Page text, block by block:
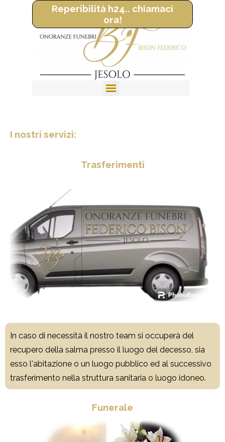
Reperibilità h24.. chiamaci
ora!
I nostri servizi:
Trasferimenti
In caso di necessità il nostro team si occuperà del
recupero della salma presso il luogo del decesso, sia
esso l'abitazione o un luogo pubblico ed al successivo
trasferimento nella struttura sanitaria o luogo idoneo.
Funerale